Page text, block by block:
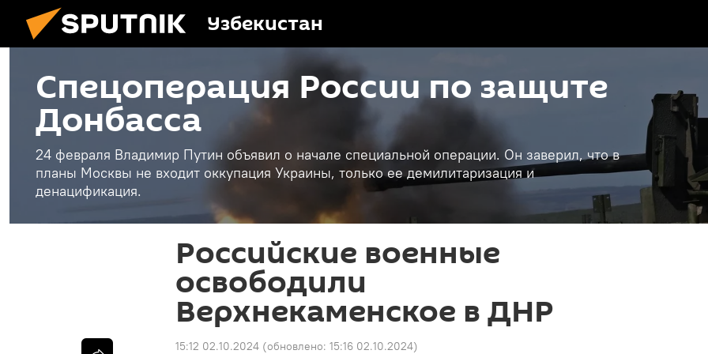
Узбекистан
Спецоперация России по защите
Донбасса
24 февраля Владимир Путин объявил о начале специальной операции. Он заверил, что в
планы Москвы не входит оккупация Украины, только ее демилитаризация и
денацификация.
Российские военные
освободили
Верхнекаменское в ДНР
15:12 02.10.2024 (обновлено: 15:16 02.10.2024)